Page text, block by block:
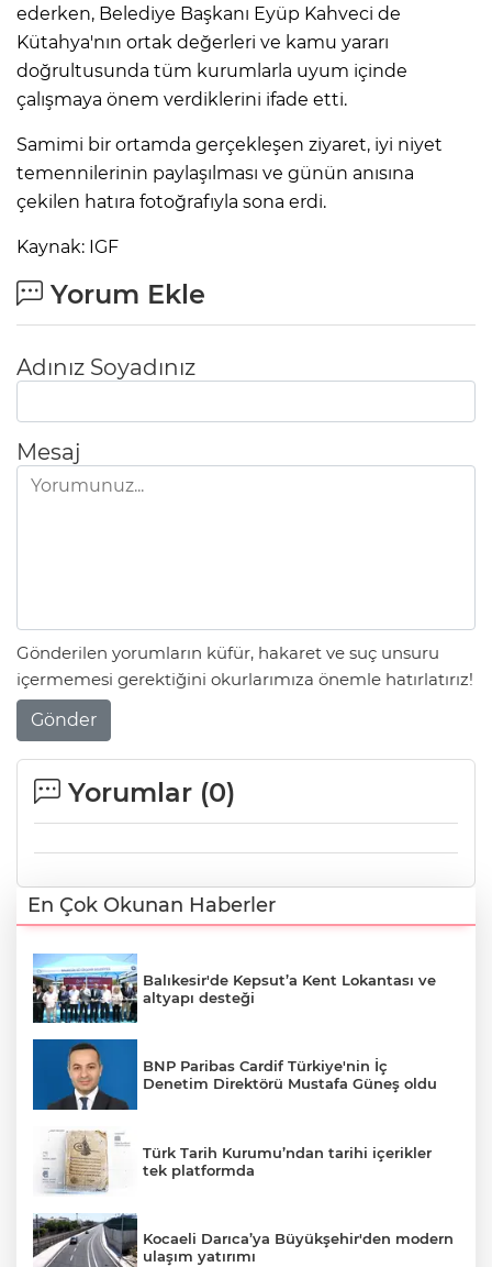
ederken, Belediye Başkanı Eyüp Kahveci de
Kütahya'nın ortak değerleri ve kamu yararı
doğrultusunda tüm kurumlarla uyum içinde
çalışmaya önem verdiklerini ifade etti.
Samimi bir ortamda gerçekleşen ziyaret, iyi niyet
temennilerinin paylaşılması ve günün anısına
çekilen hatıra fotoğrafıyla sona erdi.
Kaynak: IGF
Yorum Ekle
Adınız Soyadınız
Mesaj
Gönderilen yorumların küfür, hakaret ve suç unsuru
içermemesi gerektiğini okurlarımıza önemle hatırlatırız!
Gönder
Yorumlar (0)
En Çok Okunan Haberler
Balıkesir'de Kepsut’a Kent Lokantası ve
altyapı desteği
BNP Paribas Cardif Türkiye'nin İç
Denetim Direktörü Mustafa Güneş oldu
Türk Tarih Kurumu’ndan tarihi içerikler
tek platformda
Kocaeli Darıca’ya Büyükşehir'den modern
ulaşım yatırımı